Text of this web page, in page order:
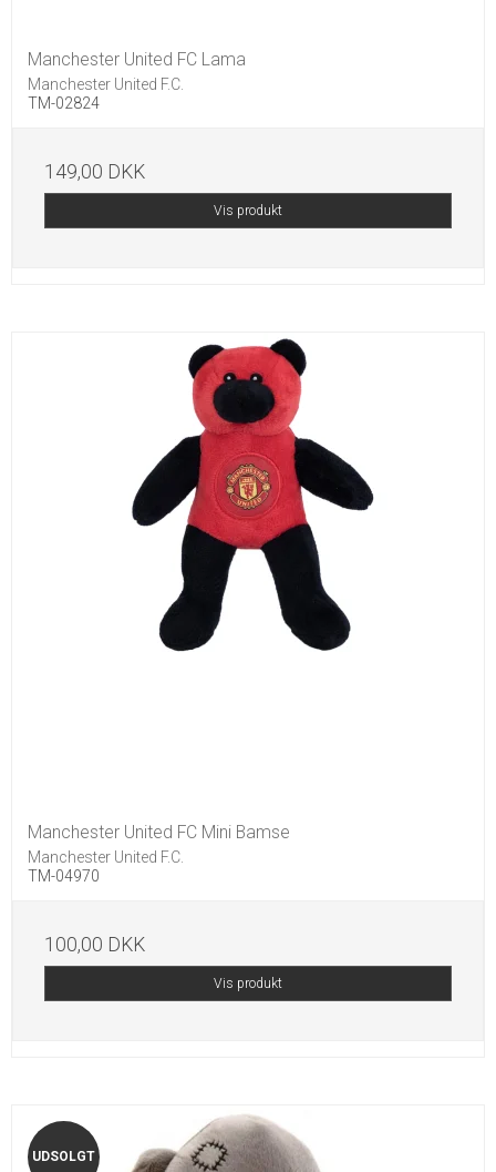
Manchester United FC Lama
Manchester United F.C.
TM-02824
149,00 DKK
Vis produkt
Manchester United FC Mini Bamse
Manchester United F.C.
TM-04970
100,00 DKK
Vis produkt
UDSOLGT